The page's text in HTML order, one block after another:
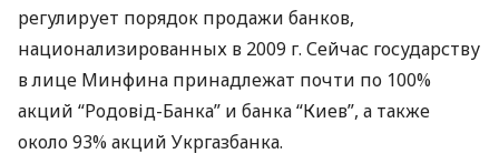
регулирует порядок продажи банков,
национализированных в 2009 г. Сейчас государству
в лице Минфина принадлежат почти по 100%
акций “Родовід-Банка” и банка “Киев”, а также
около 93% акций Укргазбанка.